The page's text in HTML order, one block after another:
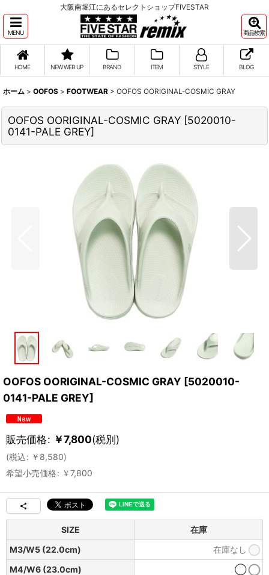
大阪南堀江にあるセレクトショップFIVESTAR
MENU 商品検索
HOME NEW WEB UP BRAND ITEM STYLE BLOG
ホーム > OOFOS > FOOTWEAR > OOFOS OORIGINAL-COSMIC GRAY
OOFOS OORIGINAL-COSMIC GRAY [5020010-
0141-PALE GREY]
OOFOS OORIGINAL-COSMIC GRAY [5020010-
0141-PALE GREY]
販売価格: ￥7,800(税別)
(税込: ￥ 8,580)
希望小売価格: ￥7,800
SIZE
在庫
M3/W5 (22.0cm)
在庫なし
M4/W6 (23.0cm)
◯